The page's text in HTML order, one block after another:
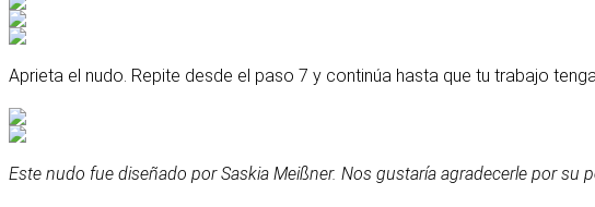
Aprieta el nudo. Repite desde el paso 7 y continúa hasta que tu trabajo
Este nudo fue diseñado por Saskia Meißner. Nos gustaría agradecerle por su